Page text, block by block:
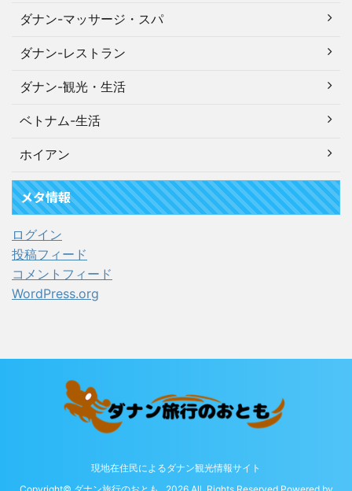
ダナン-マッサージ・スパ
ダナン-レストラン
ダナン-観光・生活
ベトナム-生活
ホイアン
メタ情報
ログイン
投稿フィード
コメントフィード
WordPress.org
現地在住民によるダナン観光情報サイト